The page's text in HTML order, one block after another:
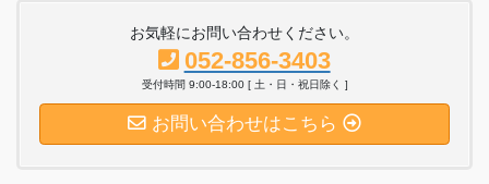
お気軽にお問い合わせください。
052-856-3403
受付時間 9:00-18:00 [ 土・日・祝日除く ]
お問い合わせはこちら